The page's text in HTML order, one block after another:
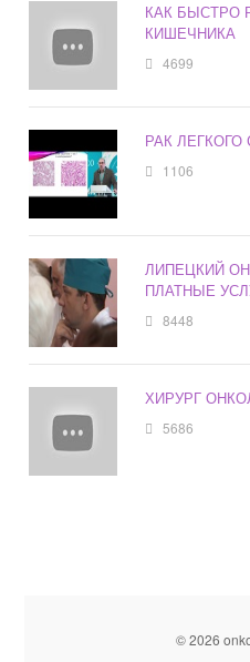
КАК БЫСТРО
КИШЕЧНИКА
4699
РАК
1106
ЛИПЕЦКИЙ
ПЛАТНЫЕ
8448
ХИРУРГ
5686
© 2026